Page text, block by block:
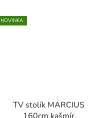
NOVINKA
TV stolík MARCIUS